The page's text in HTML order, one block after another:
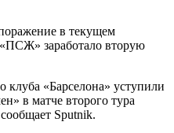
в текущем
заработало вторую
клуба «Барселона» уступили
в матче второго тура
Sputnik.